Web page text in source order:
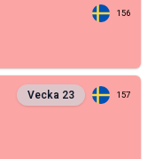
156
Vecka 23 157